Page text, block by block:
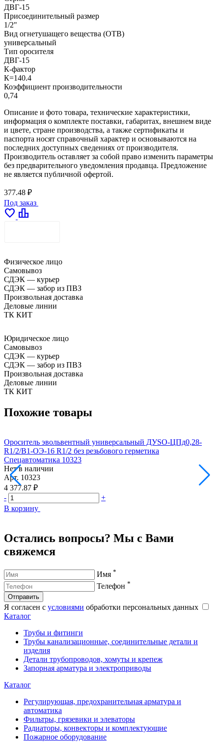
ДВГ-15
Присоединительный размер
1/2"
Вид огнетушащего вещества (ОТВ)
универсальный
Тип оросителя
ДВГ-15
К-фактор
К=140.4
Коэффициент производительности
0,74
Описание и фото товара, технические характеристики,
информация о комплекте поставки, габаритах, внешнем виде
и цвете, стране производства, а также сертификаты и
паспорта носят справочный характер и основываются на
последних доступных сведениях от производителя.
Производитель оставляет за собой право изменить параметры
без предварительного уведомления продавца. Предложение
не является публичной офертой.
377.48 ₽
Под заказ
favorite leaderboard
Физическое лицо
Самовывоз
СДЭК — курьер
СДЭК — забор из ПВЗ
Произвольная доставка
Деловые линии
ТК КИТ
Юридическое лицо
Самовывоз
СДЭК — курьер
СДЭК — забор из ПВЗ
Произвольная доставка
Деловые линии
ТК КИТ
Похожие товары
Ороситель эвольвентный универсальный ДУSО-ЦПд0,28-
R1/2/В1-ОЭ-16 R1/2 без резьбового герметика
Спецавтоматика 10323
Нет в наличии
Арт. 10323
4 377.87 ₽
-
+
В корзину
Остались вопросы? Мы с Вами
свяжемся
Имя *
Телефон *
Отправить
Я согласен с условиями обработки персональных данных
Каталог
Трубы и фитинги
Трубы канализационные, соединительные детали и
изделия
Детали трубопроводов, хомуты и крепеж
Запорная арматура и электроприводы
Каталог
Регулирующая, предохранительная арматура и
автоматика
Фильтры, грязевики и элеваторы
Радиаторы, конвекторы и комплектующие
Пожарное оборудование